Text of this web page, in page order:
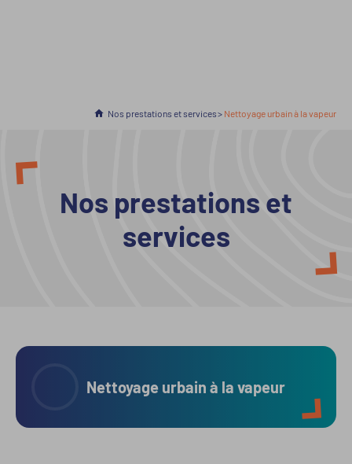
Accueil
Nos prestations et services En cours :
Nettoyage urbain à la vapeur
Nos prestations et
services
Nettoyage urbain à la vapeur